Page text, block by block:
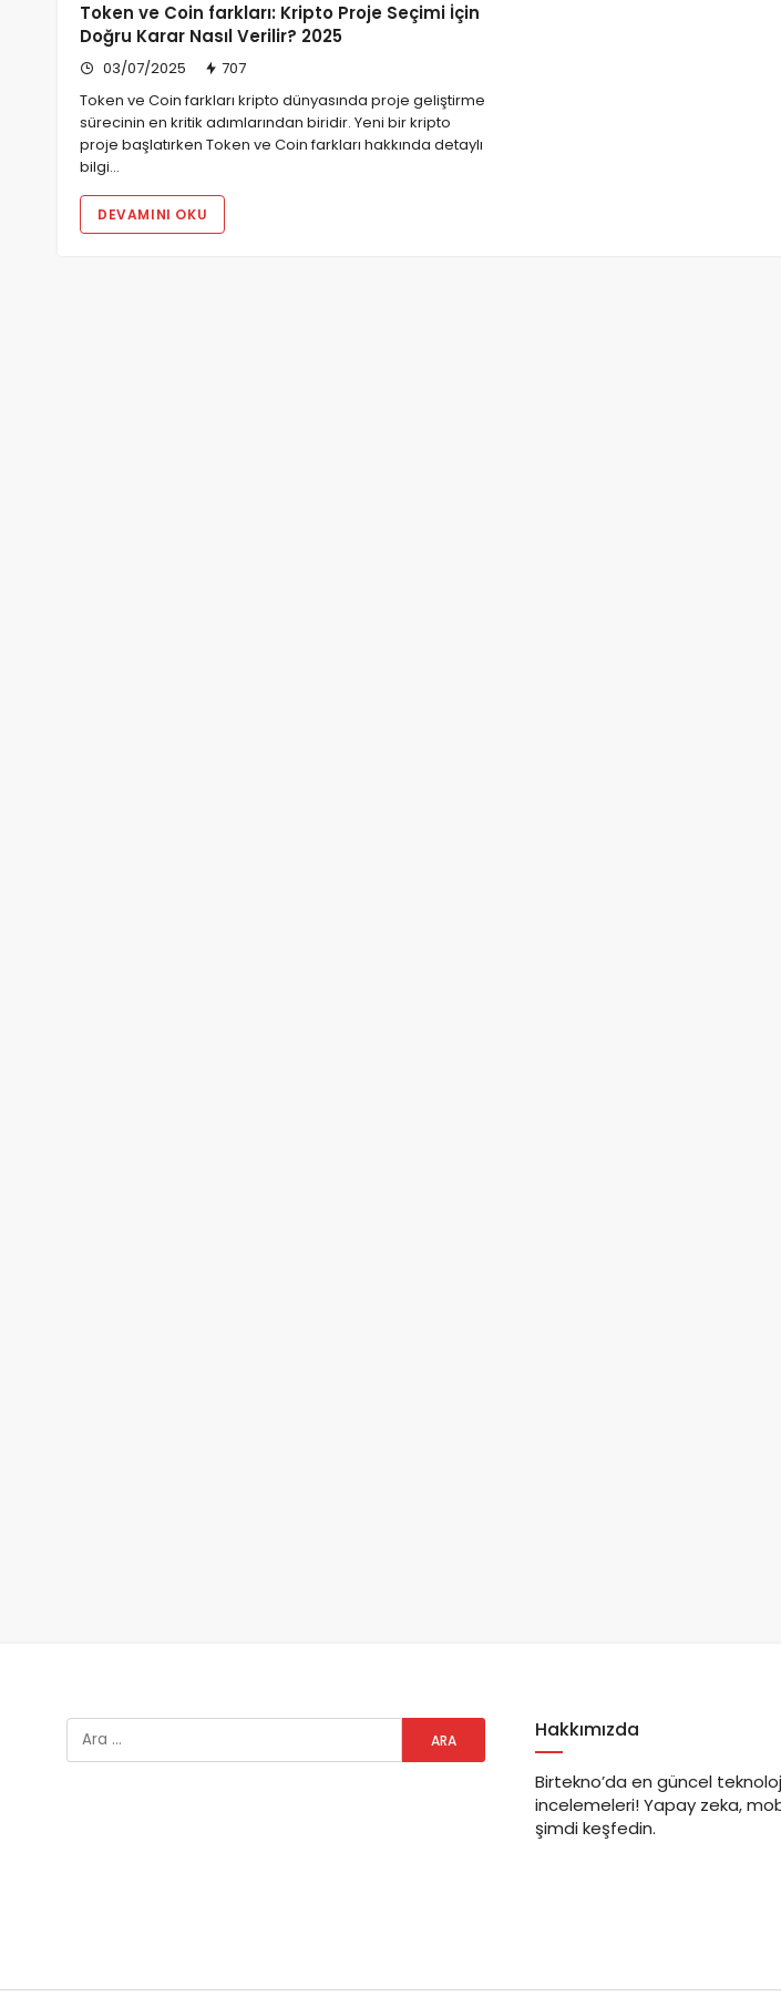
Token ve Coin farkları: Kripto Proje Seçimi İçin
Doğru Karar Nasıl Verilir? 2025
03/07/2025
707
Token ve Coin farkları kripto dünyasında proje geliştirme
sürecinin en kritik adımlarından biridir. Yeni bir kripto
proje başlatırken Token ve Coin farkları hakkında detaylı
bilgi…
DEVAMINI OKU
Hakkımızda
Birtekno’da en güncel
incelemeleri! Yapay zeka,
şimdi keşfedin.